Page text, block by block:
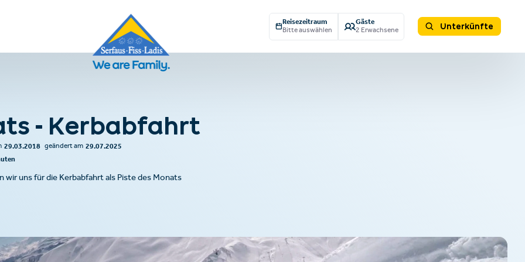
Reisezeitraum
Bitte auswählen
Gäste
2 Erwachsene
Unterkünfte
- Kerbabfahrt
29.03.2018 geändert am 29.07.2025
wir uns für die Kerbabfahrt als Piste des Monats